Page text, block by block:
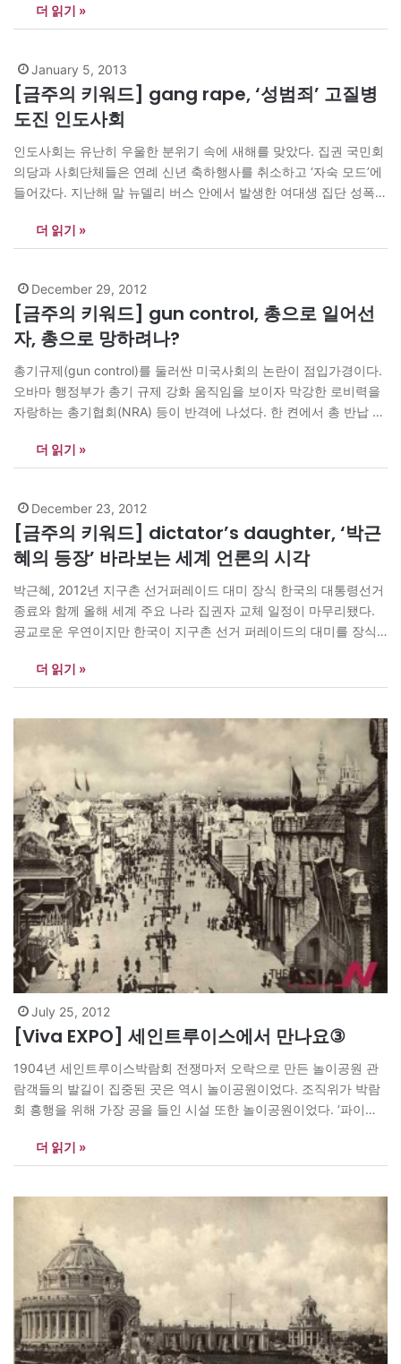
회의 만남은 그 자체로 흥미로운 장면이 아닐 수 없다. 슈미트 회장
의 방북을 전한 세계 언론보도도…
더 읽기 »
January 5, 2013
[금주의 키워드] gang rape, ‘성범죄’ 고질병
도진 인도사회
인도사회는 유난히 우울한 분위기 속에 새해를 맞았다. 집권 국민회
의당과 사회단체들은 연례 신년 축하행사를 취소하고 ‘자숙 모드’에
들어갔다. 지난해 말 뉴델리 버스 안에서 발생한 여대생 집단 성폭행
데 새해 들어 시작된 강간범 6명에 대한 재판에서 변호사들은 변론
을 거부했다. 대중의 질책이 그만큼 따갑다는 뜻이다. 정치권에선 화
더 읽기 »
December 29, 2012
[금주의 키워드] gun control, 총으로 일어선
자, 총으로 망하려나?
총기규제(gun control)를 둘러싼 미국사회의 논란이 점입가경이다.
오바마 행정부가 총기 규제 강화 움직임을 보이자 막강한 로비력을
자랑하는 총기협회(NRA) 등이 반격에 나섰다. 한 켠에서 총 반납 운
다. 어린이 20명을 포함한 27명의 목숨을 앗아간 코네티컷 초등학
교 총기난사 사건 이후 벌어지고 있는 풍경이다. 과연 이번에는 무고
더 읽기 »
December 23, 2012
[금주의 키워드] dictator’s daughter, ‘박근
혜의 등장’ 바라보는 세계 언론의 시각
박근혜, 2012년 지구촌 선거퍼레이드 대미 장식 한국의 대통령선거
종료와 함께 올해 세계 주요 나라 집권자 교체 일정이 마무리됐다.
공교로운 우연이지만 한국이 지구촌 선거 퍼레이드의 대미를 장식
해 잇따라 정부를 교체한 미국?중국?일본?러시아 등 이른바 4강에
서 지금껏 없었던 일이니 주목 받지 않을 수 없다. 동아시아…
더 읽기 »
July 25, 2012
[Viva EXPO] 세인트루이스에서 만나요③
1904년 세인트루이스박람회 전쟁마저 오락으로 만든 놀이공원 관
람객들의 발길이 집중된 곳은 역시 놀이공원이었다. 조직위가 박람
회 흥행을 위해 가장 공을 들인 시설 또한 놀이공원이었다. ‘파이크
터 획기적으로 꾸며졌다. 열차를 타고 들어서면 눈 덮인 알프스 산맥
부터 텍사스 사막지대를 거쳐 요정이 사는 동굴까지 통과한다. 배경
더 읽기 »